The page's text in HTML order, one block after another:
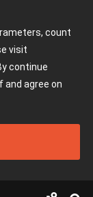
count
visit
continue
and agree on